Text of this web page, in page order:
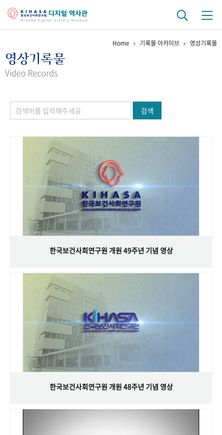
걸어온 길 기관 변천사
정책과 연구 키워드로 보는 연구 역사
연구자들
기록물 아카이브
사진 아카이브 문서 기록물 행정박물 영상 기록물
주년 기념
성과 50선 숫자로 보는 50년
VR 역사관
Home 기록물 아카이브 영상기록물
영상기록물
Video Records
검색
한국보건사회연구원 개원 49주년 기념 영상
한국보건사회연구원 개원 48주년 기념 영상